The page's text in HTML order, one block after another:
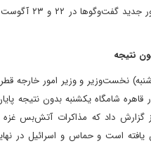
دریافت کرده است».
نتیجه
نخست‌وزیر و وزیر امور خارجه
شامگاه یکشنبه بدون نتیجه
گزارش داد که مذاکرات آتش‌بس
یافته است و حماس و اسرائیل در